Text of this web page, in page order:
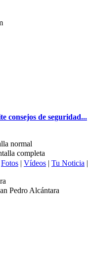
consejos de seguridad...
normal
completa
Fotos | Vídeos | Tu Noticia |
Pedro Alcántara